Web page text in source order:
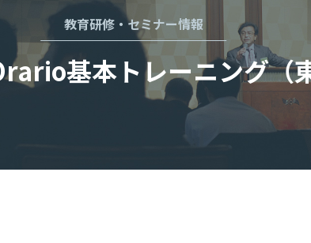
教育研修・セミナー情報
基本トレーニング（